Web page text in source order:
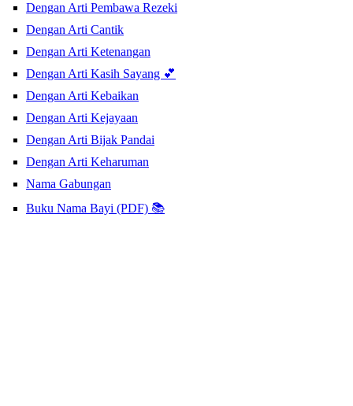
Dengan Arti Pembawa Rezeki
Dengan Arti Cantik
Dengan Arti Ketenangan
Dengan Arti Kasih Sayang 💕
Dengan Arti Kebaikan
Dengan Arti Kejayaan
Dengan Arti Bijak Pandai
Dengan Arti Keharuman
Nama Gabungan
Buku Nama Bayi (PDF) 📚